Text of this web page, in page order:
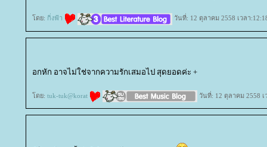
ดย: กิ่งฟ้า วันที่: 12 ตุลาคม 2558 เวลา
อกหัก อาจไม่ใช่จากความรักเสมอไป สุดยอดค่ะ +
ดย: tuk-tuk@korat วันที่: 12 ตุลาคม 2558 เ